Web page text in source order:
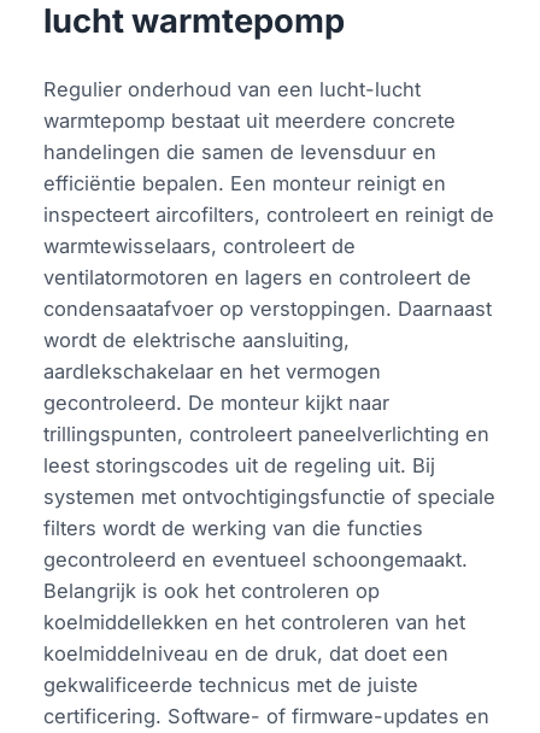
lucht warmtepomp
Regulier onderhoud van een lucht-lucht
warmtepomp bestaat uit meerdere concrete
handelingen die samen de levensduur en
efficiëntie bepalen. Een monteur reinigt en
inspecteert aircofilters, controleert en reinigt de
warmtewisselaars, controleert de
ventilatormotoren en lagers en controleert de
condensaatafvoer op verstoppingen. Daarnaast
wordt de elektrische aansluiting,
aardlekschakelaar en het vermogen
gecontroleerd. De monteur kijkt naar
trillingspunten, controleert paneelverlichting en
leest storingscodes uit de regeling uit. Bij
systemen met ontvochtigingsfunctie of speciale
filters wordt de werking van die functies
gecontroleerd en eventueel schoongemaakt.
Belangrijk is ook het controleren op
koelmiddellekken en het controleren van het
koelmiddelniveau en de druk, dat doet een
gekwalificeerde technicus met de juiste
certificering. Software- of firmware-updates en